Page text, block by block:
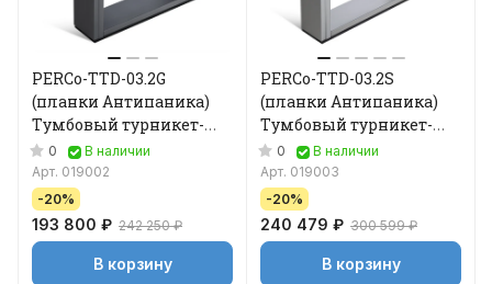
PERCo-TTD-03.2G
(планки Антипаника)
Тумбовый турникет-
трипод
0
В наличии
Арт. 019002
-20%
193 800 ₽ 242 250 ₽
В корзину
PERCo-TTD-03.2S
(планки Антипаника)
Тумбовый турникет-
трипод
0
В наличии
Арт. 019003
-20%
240 479 ₽ 300 599 ₽
В корзину